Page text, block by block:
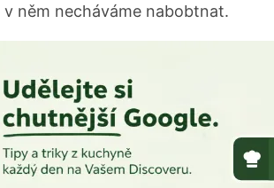
něm necháváme nabobtnat.